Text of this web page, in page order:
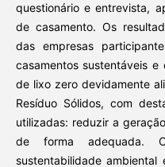
questionário e entrevista,
de casamento. Os
das empresas
casamentos sustentáveis
de lixo zero devidamente
Resíduo Sólidos, com
utilizadas: reduzir a
de forma adequada.
sustentabilidade